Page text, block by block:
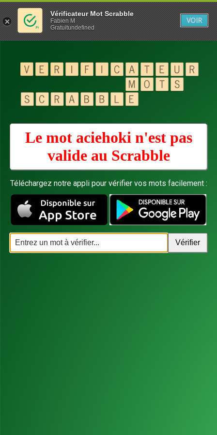
Le mot aciehoki n'est pas
valide au Scrabble
Téléchargez notre appli pour vérifier vos mots facilement :
Vérificateur Mot Scrabble
Fabien M
Gratuitundefined
VOIR